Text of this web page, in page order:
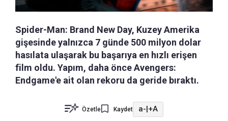
Spider-Man: Brand New Day, Kuzey Amerika
gişesinde yalnızca 7 günde 500 milyon dolar
hasılata ulaşarak bu başarıya en hızlı erişen
film oldu. Yapım, daha önce Avengers:
Endgame'e ait olan rekoru da geride bıraktı.
Özetle Kaydet a-|+A